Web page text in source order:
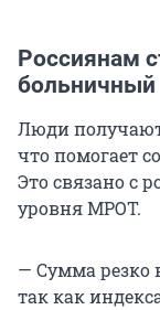
Россиянам
больничный
Люди
что помогает
Это связано с
уровня МРОТ.
— Сумма резко
так как